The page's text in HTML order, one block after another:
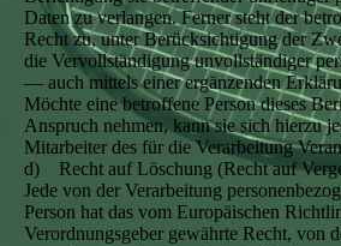
Daten zu verlangen. Ferner steht der
Recht zu, unter Berücksichtigung der
die Vervollständigung unvollständiger
— auch mittels einer ergänzenden
Möchte eine betroffene Person dieses
Anspruch nehmen, kann sie sich hierzu
Mitarbeiter des für die Verarbeitung
d) Recht auf Löschung (Recht auf
Jede von der Verarbeitung
Person hat das vom Europäischen
Verordnungsgeber gewährte Recht, von